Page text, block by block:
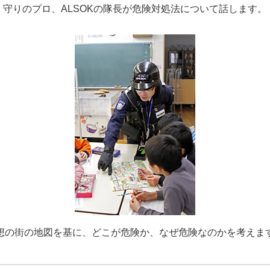
守りのプロ、ALSOKの隊長が危険対処法について話します。
の街の地図を基に、どこが危険か、なぜ危険なのかを考えま